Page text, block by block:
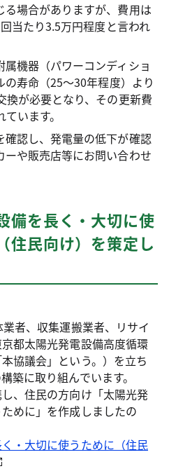
場合がありますが、費用は
当たり3.5万円程度と言われ
機器（パワーコンディショ
寿命（25～30年程度）より
換が必要となり、その更新費
います。
確認し、発電量の低下が確認
ーや販売店等にお問い合わせ
備を長く・大切に使
住民向け）を策定し
者、収集運搬業者、リサイ
都太陽光発電設備高度循環
協議会」という。）を立ち
築に取り組んでいます。
、住民の方向け「太陽光発
めに」を作成しましたの
・大切に使うために（住民